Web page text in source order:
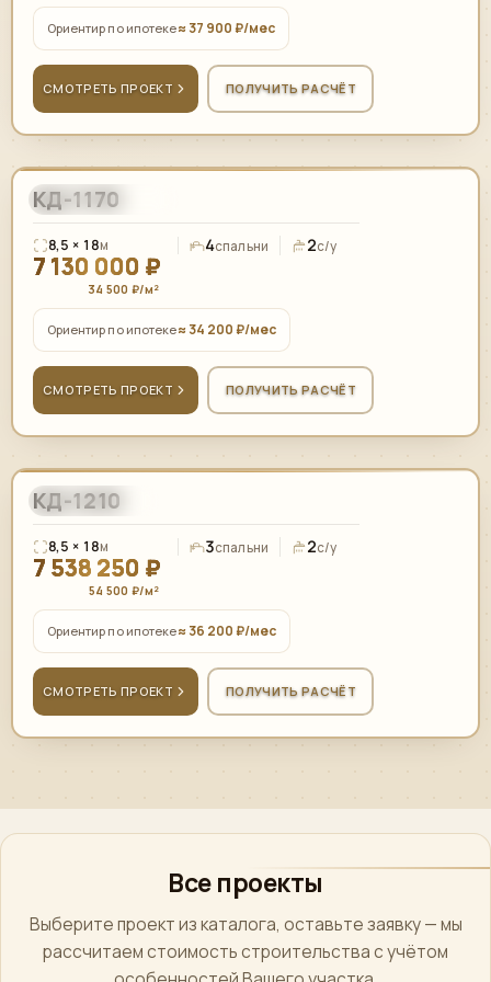
Ориентир по ипотеке≈ 37 900 ₽/мес
СМОТРЕТЬ ПРОЕКТ ПОЛУЧИТЬ РАСЧЁТ
ПЛОСКАЯ КРОВЛЯ
КД-1170
8,5 × 18м 4спальни 2с/у
7 130 000 ₽
34 500 ₽/м²
Ориентир по ипотеке≈ 34 200 ₽/мес
СМОТРЕТЬ ПРОЕКТ ПОЛУЧИТЬ РАСЧЁТ
СОВРЕМЕННЫЙ
КД-1210
8,5 × 18м 3спальни 2с/у
7 538 250 ₽
54 500 ₽/м²
Ориентир по ипотеке≈ 36 200 ₽/мес
СМОТРЕТЬ ПРОЕКТ ПОЛУЧИТЬ РАСЧЁТ
Все проекты
Выберите проект из каталога, оставьте заявку — мы
рассчитаем стоимость строительства с учётом